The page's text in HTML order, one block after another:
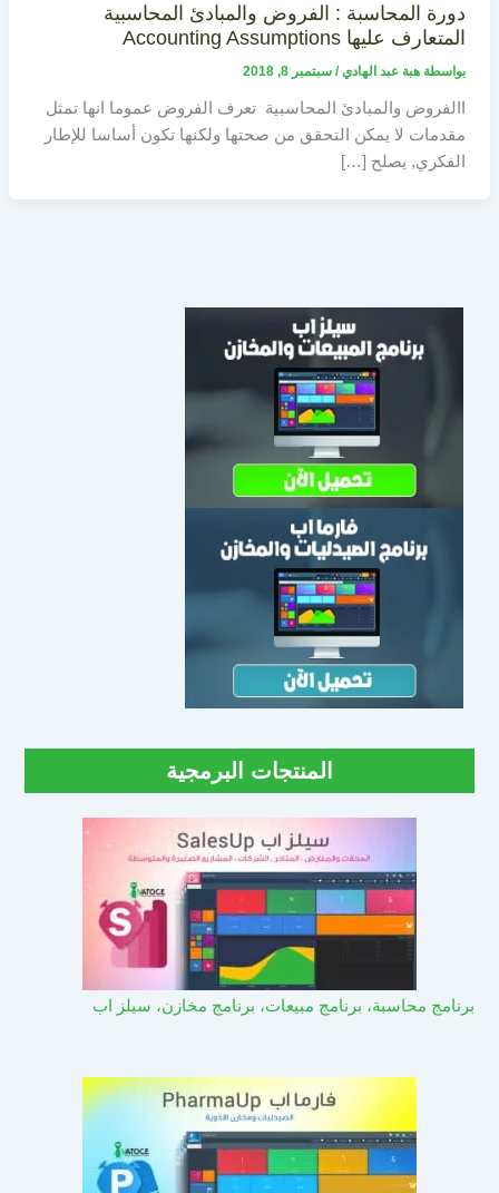
دورة المحاسبة : الفروض والمبادئ المحاسبية
المتعارف عليها Accounting Assumptions
بواسطة هبة عبد الهادي/ سبتمبر 8, 2018
االفروض والمبادئ المحاسبية تعرف الفروض عموما انها تمثل
مقدمات لا يمكن التحقق من صحتها ولكنها تكون أساسا للإطار
الفكري, يصلح […]
المنتجات البرمجية
برنامج محاسبة، برنامج مبيعات، برنامج مخازن، سيلز اب